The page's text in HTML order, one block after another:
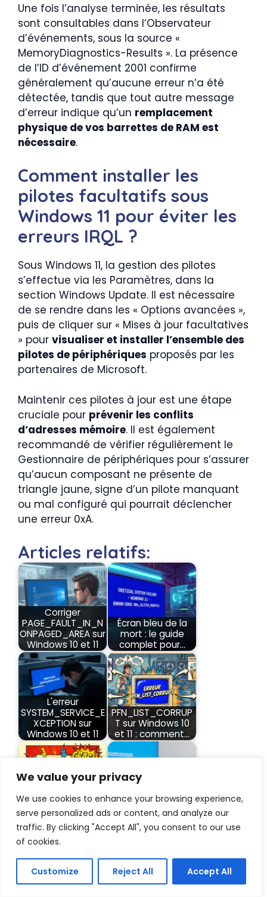
We value your privacy
We use cookies to enhance your browsing experience,
serve personalized ads or content, and analyze our
traffic. By clicking "Accept All", you consent to our use
of cookies.
Customize Reject All Accept All
Une fois l’analyse terminée, les résultats
sont consultables dans l’Observateur
d’événements, sous la source «
MemoryDiagnostics-Results ». La présence
de l’ID d’événement 2001 confirme
généralement qu’aucune erreur n’a été
détectée, tandis que tout autre message
d’erreur indique qu’un remplacement
physique de vos barrettes de RAM est
nécessaire.
Comment installer les
pilotes facultatifs sous
Windows 11 pour éviter les
erreurs IRQL ?
Sous Windows 11, la gestion des pilotes
s’effectue via les Paramètres, dans la
section Windows Update. Il est nécessaire
de se rendre dans les « Options avancées »,
puis de cliquer sur « Mises à jour facultatives
» pour visualiser et installer l’ensemble des
pilotes de périphériques proposés par les
partenaires de Microsoft.
Maintenir ces pilotes à jour est une étape
cruciale pour prévenir les conflits
d’adresses mémoire. Il est également
recommandé de vérifier régulièrement le
Gestionnaire de périphériques pour s’assurer
qu’aucun composant ne présente de
triangle jaune, signe d’un pilote manquant
ou mal configuré qui pourrait déclencher
une erreur 0xA.
Articles relatifs:
Corriger
PAGE_FAULT_IN_N
ONPAGED_AREA sur
Windows 10 et 11
Écran bleu de la
mort : le guide
complet pour…
L'erreur
SYSTEM_SERVICE_E
XCEPTION sur
Windows 10 et 11
PFN_LIST_CORRUP
T sur Windows 10
et 11 : comment…
THREAD_STUCK_IN
_DEVICE_DRIVER :
corriger l’écran…
Diagnostiquer un
écran bleu lié à la
RAM - Guide [2026]